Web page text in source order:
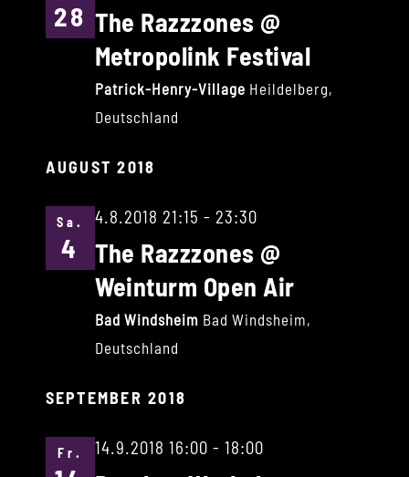
28 The Razzzones @
Metropolink Festival
Patrick-Henry-Village Heildelberg,
Deutschland
AUGUST 2018
Sa.
4
4.8.2018 21:15 - 23:30
The Razzzones @
Weinturm Open Air
Bad Windsheim Bad Windsheim,
Deutschland
SEPTEMBER 2018
Fr. 14.9.2018 16:00 - 18:00